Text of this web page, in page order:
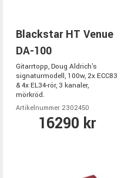
Blackstar HT Venue
DA-100
Gitarrtopp, Doug Aldrich's
signaturmodell, 100w, 2x ECC83
& 4x EL34-rör, 3 kanaler,
mörkröd.
Artikelnummer 2302450
16290 kr